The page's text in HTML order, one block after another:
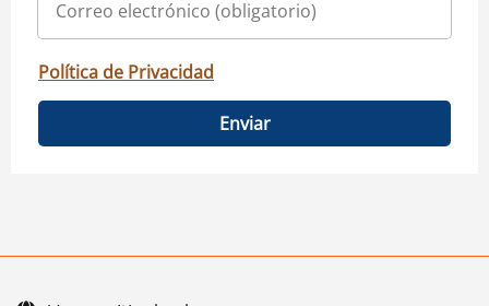
Política de Privacidad
Enviar